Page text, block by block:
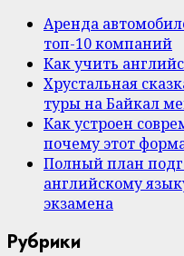
Аренда
топ-10 компаний
Как учить
Хрустальная
туры на Байкал
Как устроен
почему этот
Полный план
английскому
экзамена
Рубрики